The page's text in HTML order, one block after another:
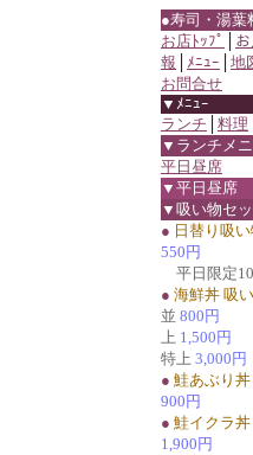
●寿司・湯
お店ﾄｯﾌﾟ
報
ﾒﾆｭｰ
地
お問合せ
▼ﾒﾆｭｰ
ランチ
料理
▼ランチメ
平日昼席
▼平日昼席
▼吸い物セ
● 日替り吸
550円
平日限定
● 海鮮丼 吸
並 800円
上 1,500円
特上 3,000円
● 鮭あぶり
900円
● 鮭イクラ
1,900円